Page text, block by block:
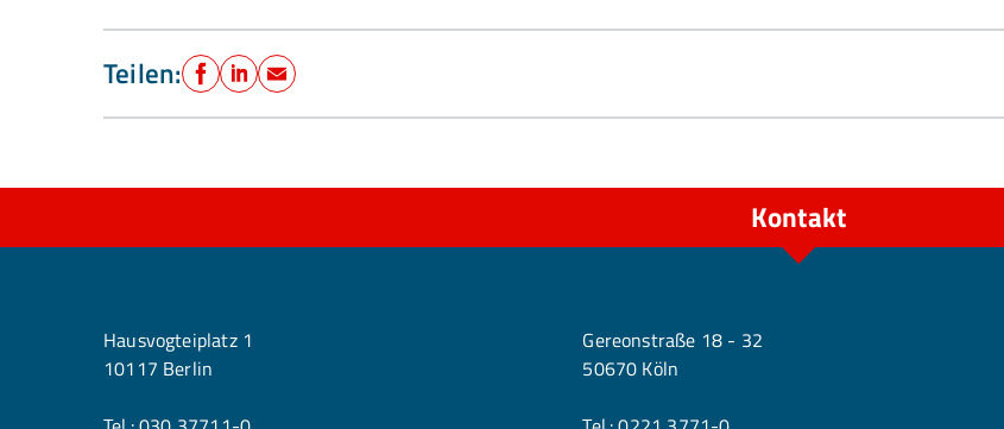
Teilen: Facebook
LinkedIn
E-Mail
Kontakt
Hausvogteiplatz 1
10117 Berlin
Gereonstraße 18 - 32
50670 Köln